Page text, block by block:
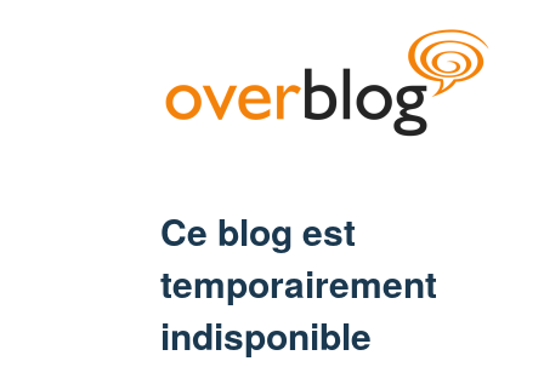
Ce blog est
temporairement
indisponible